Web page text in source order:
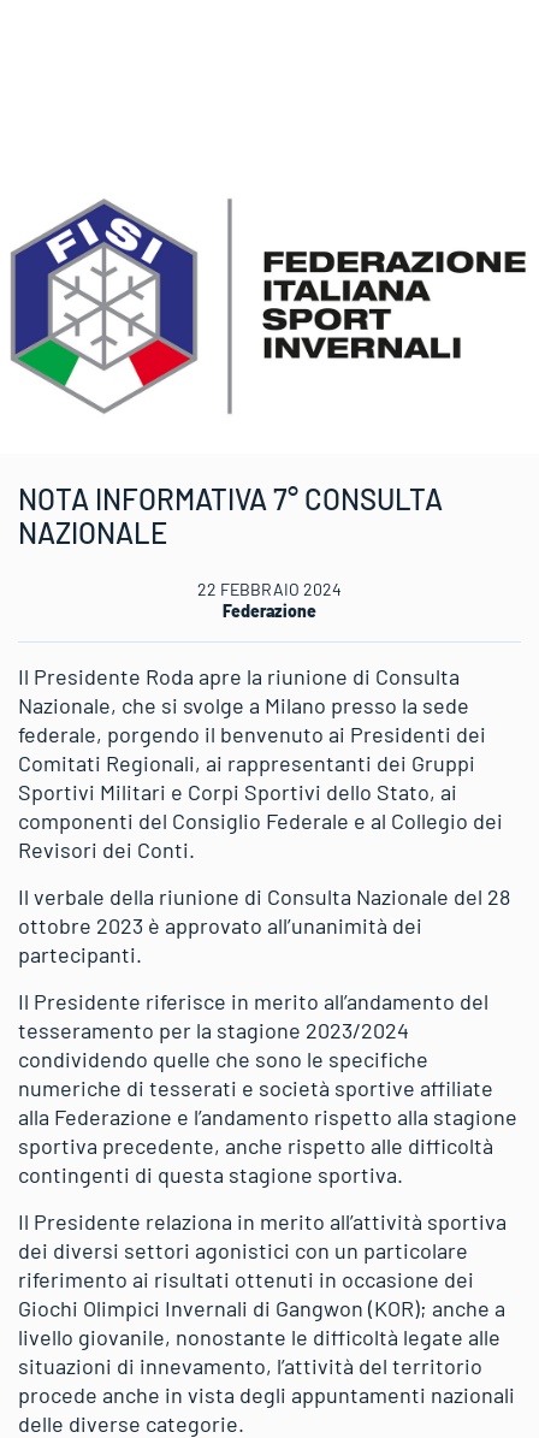
NOTA INFORMATIVA 7° CONSULTA
NAZIONALE
22 FEBBRAIO 2024
Federazione
Il Presidente Roda apre la riunione di Consulta
Nazionale, che si svolge a Milano presso la sede
federale, porgendo il benvenuto ai Presidenti dei
Comitati Regionali, ai rappresentanti dei Gruppi
Sportivi Militari e Corpi Sportivi dello Stato, ai
componenti del Consiglio Federale e al Collegio dei
Revisori dei Conti.
Il verbale della riunione di Consulta Nazionale del 28
ottobre 2023 è approvato all’unanimità dei
partecipanti.
Il Presidente riferisce in merito all’andamento del
tesseramento per la stagione 2023/2024
condividendo quelle che sono le specifiche
numeriche di tesserati e società sportive affiliate
alla Federazione e l’andamento rispetto alla stagione
sportiva precedente, anche rispetto alle difficoltà
contingenti di questa stagione sportiva.
Il Presidente relaziona in merito all’attività sportiva
dei diversi settori agonistici con un particolare
riferimento ai risultati ottenuti in occasione dei
Giochi Olimpici Invernali di Gangwon (KOR); anche a
livello giovanile, nonostante le difficoltà legate alle
situazioni di innevamento, l’attività del territorio
procede anche in vista degli appuntamenti nazionali
delle diverse categorie.